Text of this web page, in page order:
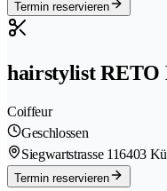
Termin reservieren
hairstylist RETO
Coiffeur
Geschlossen
Siegwartstrasse 116403
Termin reservieren